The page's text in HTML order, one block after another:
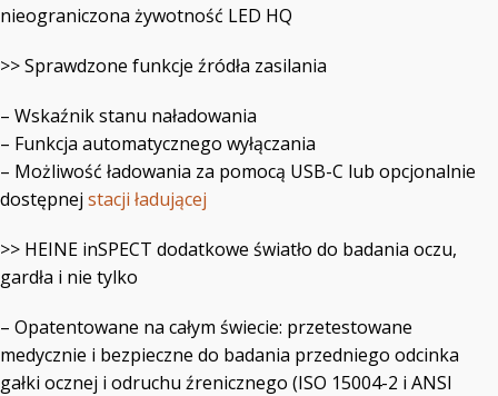
nieograniczona żywotność LED HQ
>> Sprawdzone funkcje źródła zasilania
– Wskaźnik stanu naładowania
– Funkcja automatycznego wyłączania
– Możliwość ładowania za pomocą USB-C lub opcjonalnie
dostępnej stacji ładującej
>> HEINE inSPECT dodatkowe światło do badania oczu,
gardła i nie tylko
– Opatentowane na całym świecie: przetestowane
medycznie i bezpieczne do badania przedniego odcinka
gałki ocznej i odruchu źrenicznego (ISO 15004-2 i ANSI